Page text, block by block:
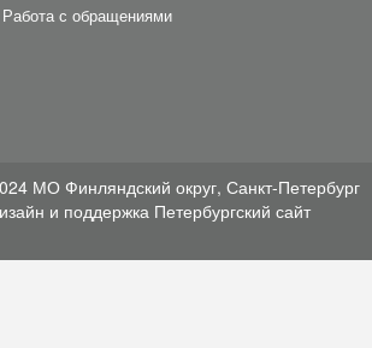
Работа с обращениями
МО Финляндский округ, Санкт-Петербург
и поддержка Петербургский сайт